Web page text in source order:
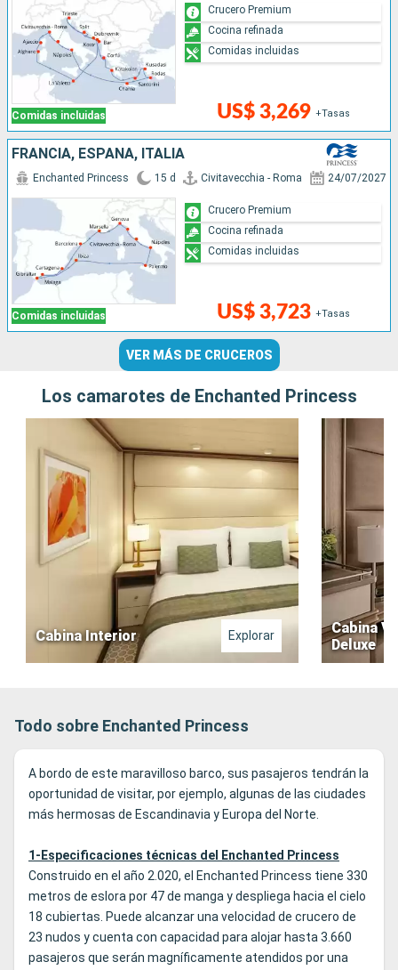
Comidas incluidas US$ 3,269 +Tasas
Crucero Premium
Cocina refinada
Comidas incluidas
FRANCIA, ESPAÑA, ITALIA
Comidas incluidas
Enchanted Princess 15 d Civitavecchia - Roma 24/07/2027
US$ 3,723 +Tasas
Crucero Premium
Cocina refinada
Comidas incluidas
VER MÁS DE CRUCEROS
Los camarotes de Enchanted Princess
Cabina Interior Explorar
Cabina
Deluxe
Todo sobre Enchanted Princess
A bordo de este maravilloso barco, sus pasajeros tendrán la
oportunidad de visitar, por ejemplo, algunas de las ciudades
más hermosas de Escandinavia y Europa del Norte.
1-Especificaciones técnicas del Enchanted Princess
Construido en el año 2.020, el Enchanted Princess tiene 330
metros de eslora por 47 de manga y despliega hacia el cielo
18 cubiertas. Puede alcanzar una velocidad de crucero de
23 nudos y cuenta con capacidad para alojar hasta 3.660
pasajeros que serán magníficamente atendidos por una